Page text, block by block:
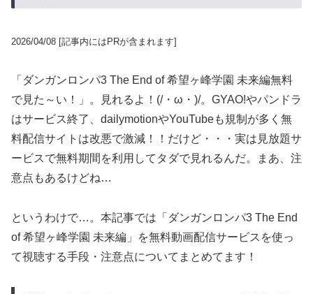
2026/04/08 [記事内にはPRが含まれます]
「ダンガンロンパ3 The End of 希望ヶ峰学園 未来編無料
で見た～い！」。見れるよ！(/・ω・)/。GYAO!やパンドラ
はサービス終了、dailymotionやYouTubeも規制が多く無
料配信サイトは改悪で激減！！だけど・・・実は見放題サ
ービスで無料期間を利用してタダで見れるんだ。まあ、注
意点もあるけどね…
というわけで…。本記事では「ダンガンロンパ3 The End
of 希望ヶ峰学園 未来編」を無料動画配信サービスを使っ
て視聴する手段・注意点についてまとめてます！